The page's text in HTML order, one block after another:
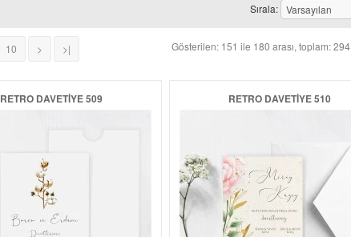
Sırala:
10 > >| Gösterilen: 151 ile 180 arası, toplam:
RETRO DAVETIYE 509 RETRO DAVETIYE 510